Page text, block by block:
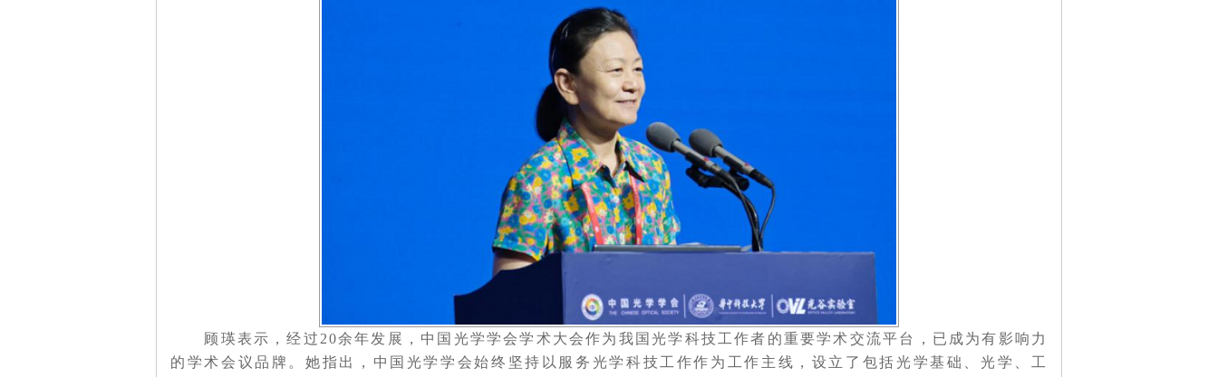
顾瑛表示，经过20余年发展，中国光学学会学术大会作为我国光学科技工作者的重要学术交流平台，已成为有影响力
的学术会议品牌。她指出，中国光学学会始终坚持以服务光学科技工作作为工作主线，设立了包括光学基础、光学、工